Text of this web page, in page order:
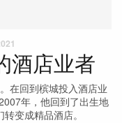
酒店业者
在回到槟城投入酒店业
年，他回到了出生地
变成精品酒店。